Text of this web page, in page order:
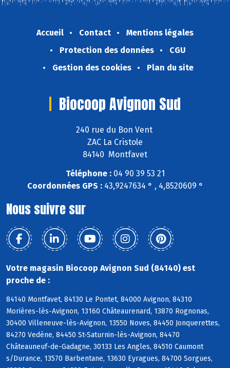
Accueil Contact
Mentions légales
Protection des données
CGU
Gestion des cookies
Plan du site
Biocoop Avignon Sud
240 rue du Bon Vent
ZAC La Cristole
84140 Montfavet
Téléphone :04 90 39 53 21
Coordonnées GPS :43,9247634 ° , 4,8520609 °
Nous suivre sur
Votre magasin Biocoop Avignon Sud (84140) est
proche de :
84140 Montfavet, 84130 Le Pontet, 84000 Avignon, 84310
Morières-lès-Avignon, 13160 Châteaurenard, 13870 Rognonas,
30400 Villeneuve-lès-Avignon, 13550 Noves, 84450 Jonquerettes,
84270 Vedène, 84450 St-Saturnin-lès-Avignon, 84470
Châteauneuf-de-Gadagne, 30133 Les Angles, 84510 Caumont
s/Durance, 13570 Barbentane, 13630 Eyragues, 84700 Sorgues,